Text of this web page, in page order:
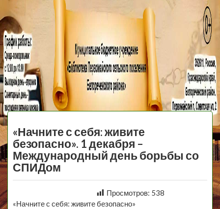
МБУ Библиотека
Первомайского
Сельского
Поселения
«Начните с себя: живите
безопасно». 1 декабря –
Международный день борьбы со
СПИДом
Просмотров: 538
«Начните с себя: живите безопасно»